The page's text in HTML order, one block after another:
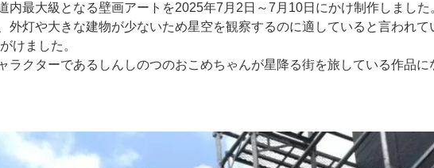
内最大級となる壁画アートを2025年7月2日～7月10日にかけ制作しました
外灯や大きな建物が少ないため星空を観察するのに適していると言われ
けました。
ラクターであるしんしのつのおこめちゃんが星降る街を旅している作品に